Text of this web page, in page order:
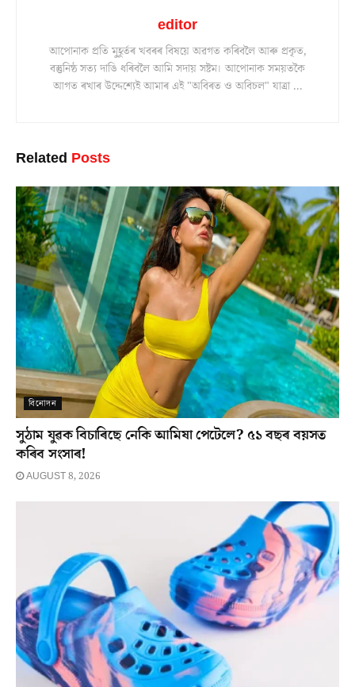
editor
আপোনাক প্ৰতি মুহূৰ্তৰ খবৰৰ বিষয়ে অৱগত কৰিবলৈ আৰু প্ৰকৃত,
বস্তুনিষ্ঠ সত্য দাঙি ধৰিবলৈ আমি সদায় সষ্টম। আপোনাক সময়তকৈ
আগত ৰখাৰ উদ্দেশ্যেই আমাৰ এই "অবিৰত ও অবিচল" যাত্ৰা ...
Related Posts
বিনোদন
সুঠাম যুৱক বিচাৰিছে নেকি আমিষা পেটেলে? ৫১ বছৰ বয়সত
কৰিব সংসাৰ!
AUGUST 8, 2026